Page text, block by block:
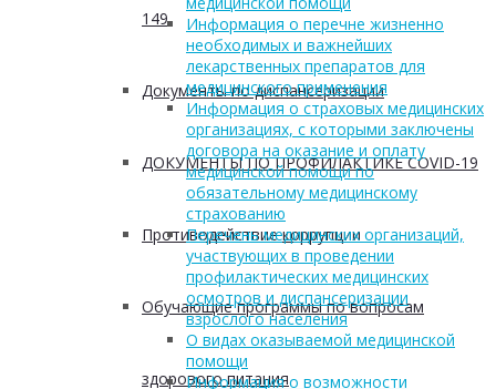
149
Документы по диспансеризации
ДОКУМЕНТЫ ПО ПРОФИЛАКТИКЕ COVID-19
Противодействие коррупции
Обучающие программы по вопросам
здорового питания
Информация о перечне жизненно
необходимых и важнейших
лекарственных препаратов для
медицинского применения
Информация о страховых медицинских
организациях, с которыми заключены
договора на оказание и оплату
медицинской помощи по
обязательному медицинскому
страхованию
Перечень медицинских организаций,
участвующих в проведении
профилактических медицинских
осмотров и диспансеризации
взрослого населения
О видах оказываемой медицинской
помощи
Информация о возможности